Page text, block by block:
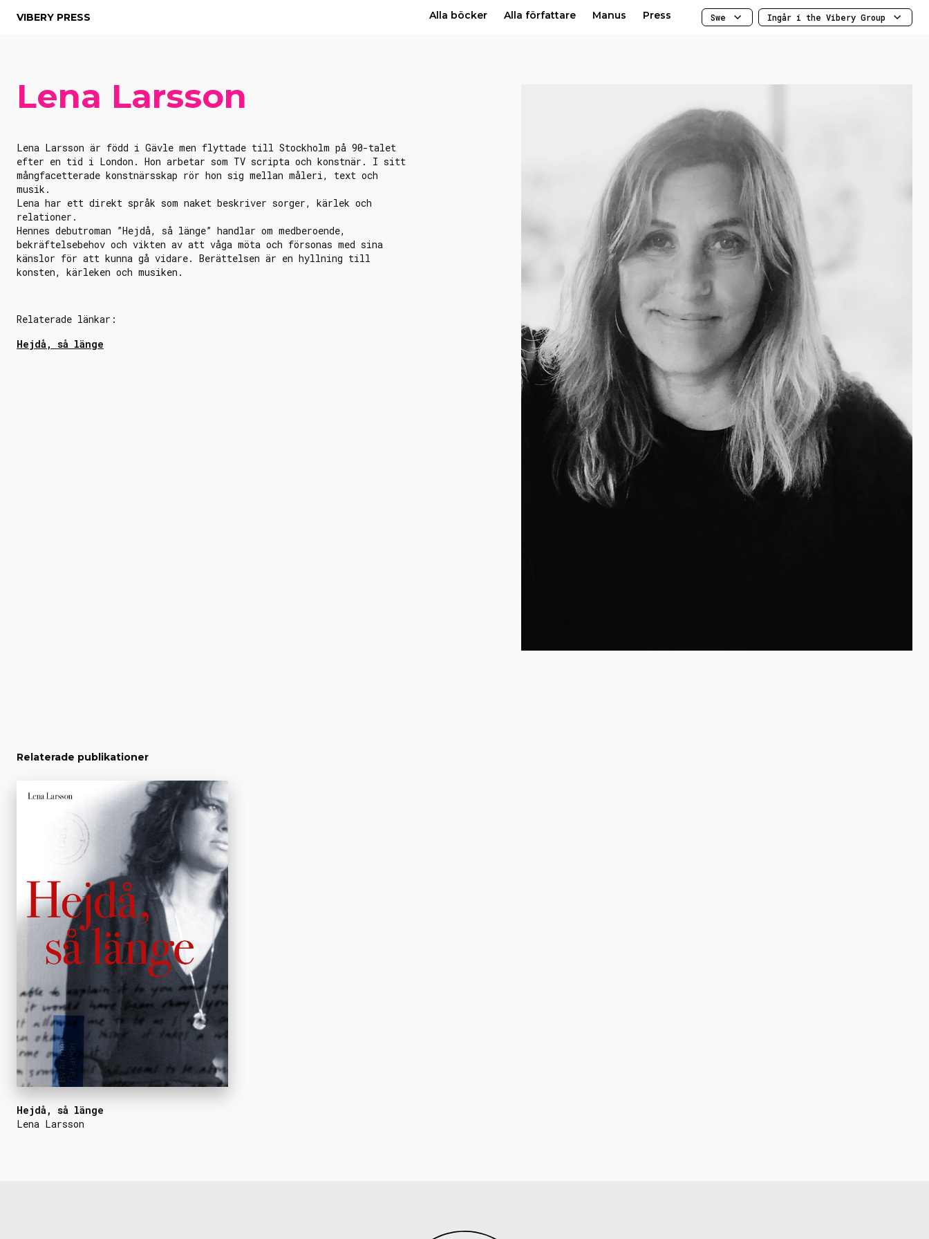
VIBERY PRESS Alla böcker Alla författare Manus Press Swe Ingår i the Vibery Group
Lena Larsson
Lena Larsson är född i Gävle men flyttade till Stockholm på 90-talet
efter en tid i London. Hon arbetar som TV scripta och konstnär. I sitt
mångfacetterade konstnärsskap rör hon sig mellan måleri, text och
musik.
Lena har ett direkt språk som naket beskriver sorger, kärlek och
relationer.
Hennes debutroman ”Hejdå, så länge” handlar om medberoende,
bekräftelsebehov och vikten av att våga möta och försonas med sina
känslor för att kunna gå vidare. Berättelsen är en hyllning till
konsten, kärleken och musiken.
Relaterade länkar:
Hejdå, så länge
Relaterade publikationer
Hejdå, så länge
Lena Larsson